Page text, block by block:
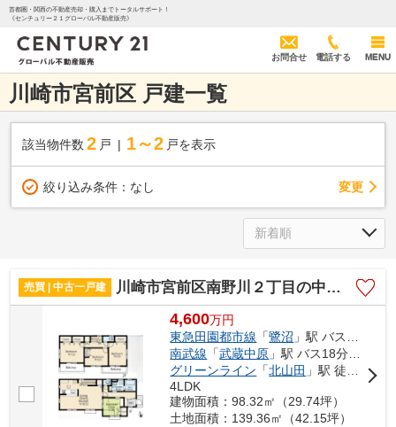
首都圏・関西の不動産売却・購入までトータルサポート！
《センチュリー２１グローバル不動産販売》
お問合せ 電話する MENU
川崎市宮前区 戸建一覧
該当物件数 2 戸 1～2 戸を表示
絞り込み条件： なし 変更
売買 | 中古一戸建 川崎市宮前区南野川２丁目の中古一戸建
4,600万円
東急田園都市線 「鷺沼 」駅 バス13分 「和田八幡宮下」 停歩3分
南武線 「武蔵中原 」駅 バス18分 「和田八幡宮下」 停歩3分
グリーンライン 「北山田 」駅 徒歩26分
4LDK
建物面積：98.32㎡（29.74坪）
土地面積：139.36㎡（42.15坪）